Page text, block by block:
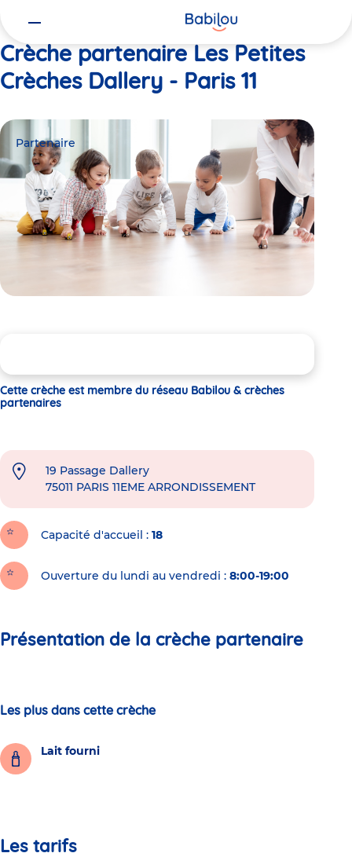
Crèche partenaire Les Petites
Crèches Dallery - Paris 11
Partenaire
Cette crèche est membre du réseau Babilou & crèches
partenaires
19 Passage Dallery
75011 PARIS 11EME ARRONDISSEMENT
Capacité d'accueil 18
Ouverture du lundi au vendredi : 8:00-19:00
Présentation de la crèche partenaire
Les plus dans cette crèche
Lait fourni
Les tarifs